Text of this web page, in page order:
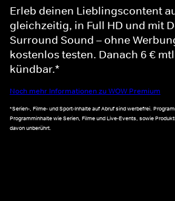
Erleb deinen Lieblingscontent
gleichzeitig, in Full HD und mit
Surround Sound – ohne
kostenlos testen. Danach 6 €
kündbar.*
Noch mehr Informationen zu WOW Premium
*Serien-, Filme- und Sport-Inhalte auf Abruf sind werbefrei.
Programminhalte wie Serien, Filme und Live-Events, sowie
davon unberührt.